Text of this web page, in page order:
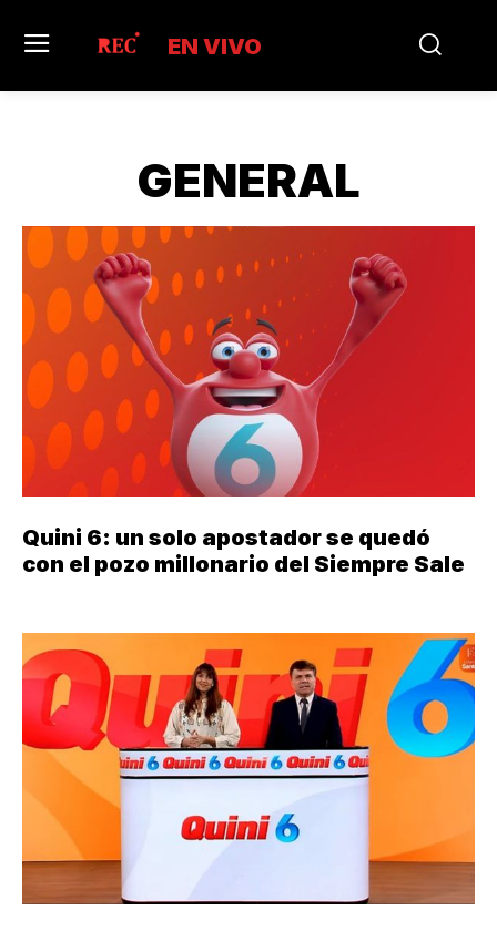
EN VIVO
GENERAL
Quini 6: un solo apostador se quedó
con el pozo millonario del Siempre Sale